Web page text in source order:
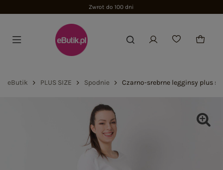
Zwrot do 100 dni
eButik PLUS SIZE Spodnie Czarno-srebrne legginsy plus